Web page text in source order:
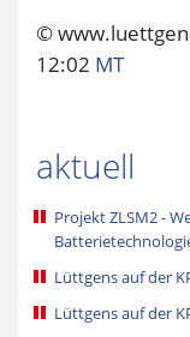
©
12:02 MT
aktuell
Projekt ZLSM2 -
Lüttgens auf der
Lüttgens auf der